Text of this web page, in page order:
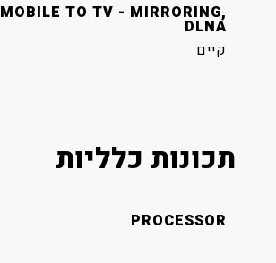
MOBILE TO TV - MIRRORING,
DLNA
קיים
תכונות כלליות
PROCESSOR